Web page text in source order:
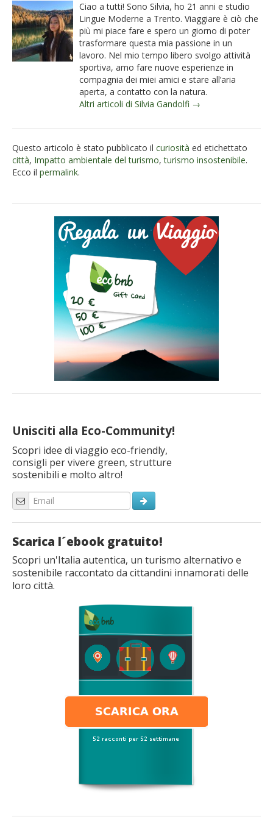
Ciao a tutti! Sono Silvia, ho 21 anni e studio
Lingue Moderne a Trento. Viaggiare è ciò che
più mi piace fare e spero un giorno di poter
trasformare questa mia passione in un
lavoro. Nel mio tempo libero svolgo attività
sportiva, amo fare nuove esperienze in
compagnia dei miei amici e stare all’aria
aperta, a contatto con la natura.
Altri articoli di Silvia Gandolfi →
Questo articolo è stato pubblicato il curiosità ed etichettato
città, Impatto ambientale del turismo,turismo insostenibile.
Ecco il permalink.
Unisciti alla Eco-Community!
Scopri idee di viaggio eco-friendly,
consigli per vivere green, strutture
sostenibili e molto altro!
Scarica l´ebook gratuito!
Scopri un'Italia autentica, un turismo alternativo e
sostenibile raccontato da cittandini innamorati delle
loro città.